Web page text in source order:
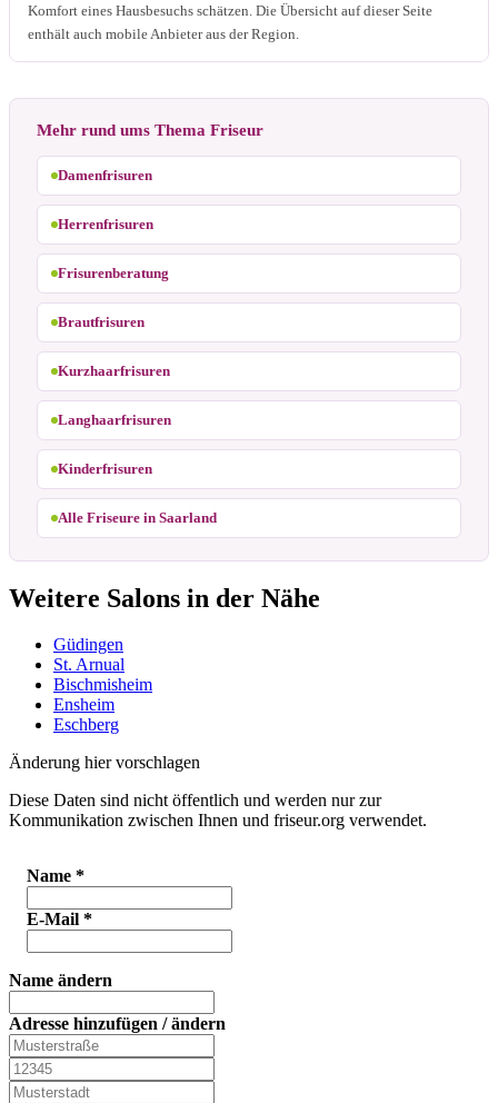
Komfort eines Hausbesuchs schätzen. Die Übersicht auf dieser Seite
enthält auch mobile Anbieter aus der Region.
Mehr rund ums Thema Friseur
Damenfrisuren
Herrenfrisuren
Frisurenberatung
Brautfrisuren
Kurzhaarfrisuren
Langhaarfrisuren
Kinderfrisuren
Alle Friseure in Saarland
Weitere Salons in der Nähe
Güdingen
St. Arnual
Bischmisheim
Ensheim
Eschberg
Änderung hier vorschlagen
Diese Daten sind nicht öffentlich und werden nur zur
Kommunikation zwischen Ihnen und friseur.org verwendet.
Name *
E-Mail *
Name ändern
Adresse hinzufügen / ändern